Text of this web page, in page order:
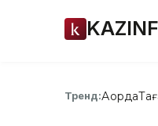
Тренд:Ақорда